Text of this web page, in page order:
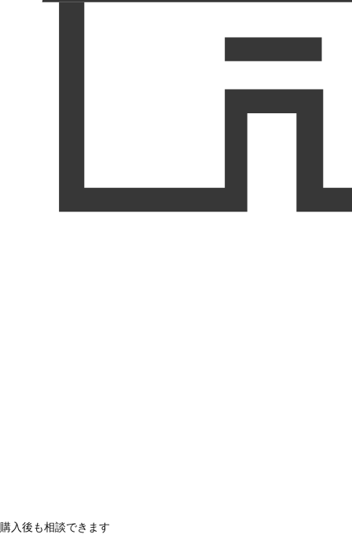
購入後も相談できます